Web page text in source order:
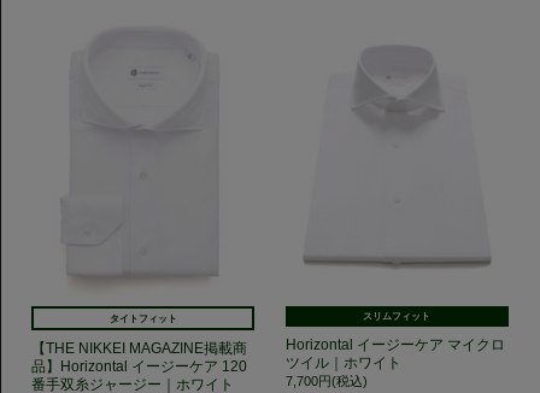
タイトフィット
【THE NIKKEI MAGAZINE掲載商
品】Horizontal イージーケア 120
番手双糸ジャージー｜ホワイト
スリムフィット
Horizontal イージーケア マイクロ
ツイル｜ホワイト
7,700円(税込)